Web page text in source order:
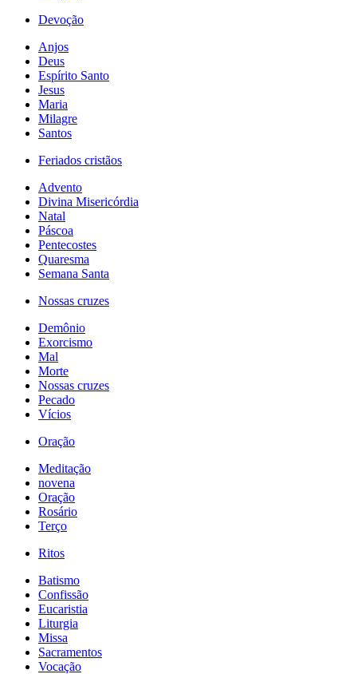
Devoção
Anjos
Deus
Espírito Santo
Jesus
Maria
Milagre
Santos
Feriados cristãos
Advento
Divina Misericórdia
Natal
Páscoa
Pentecostes
Quaresma
Semana Santa
Nossas cruzes
Demônio
Exorcismo
Mal
Morte
Nossas cruzes
Pecado
Vícios
Oração
Meditação
novena
Oração
Rosário
Terço
Ritos
Batismo
Confissão
Eucaristia
Liturgia
Missa
Sacramentos
Vocação